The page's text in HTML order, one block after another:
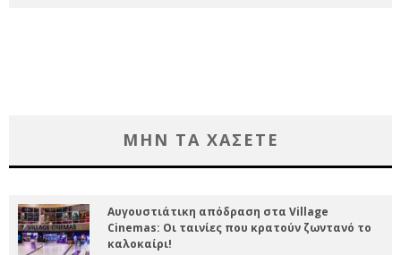
ΜΗΝ ΤΑ ΧΑΣΕΤΕ
Αυγουστιάτικη απόδραση στα Village
Cinemas: Οι ταινίες που κρατούν ζωντανό το
καλοκαίρι!